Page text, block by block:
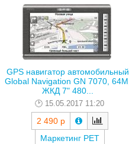
GPS навигатор автомобильный
Global Navigation GN 7070, 64M,
ЖКД 7" 480...
15.05.2017 11:20
2 490 р
Маркетинг РЕТ